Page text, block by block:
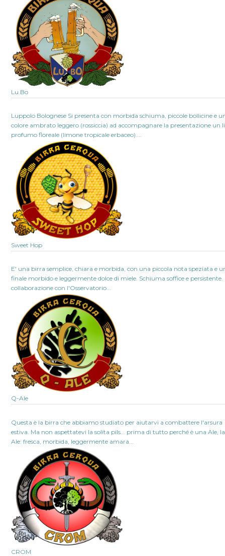
Lu.Bo
Luppolo Bolognese Si presenta con morbida schiuma, piccole bollicine e
colore ambrato leggero (rossiccia) ad accompagnare la presentazione un
profumo floreale (limone tropicale erbaceo)....
Sweet Hop
E' una birra semplice, chiara e morbida, con una piccola nota speziata e
finale morbido e leggermente dolce di miele. Schiuma soffice e persistente.
collaborazione con l'Osservatorio...
Q-Ale
Questa è la birra che abbiamo studiato per aiutarvi a combattere l'arsura
estiva. Ma non aspettatevi la solita pils... prima di tutto perché è una Ale,
Ale: fresca, morbida, leggermente amara...
CROM